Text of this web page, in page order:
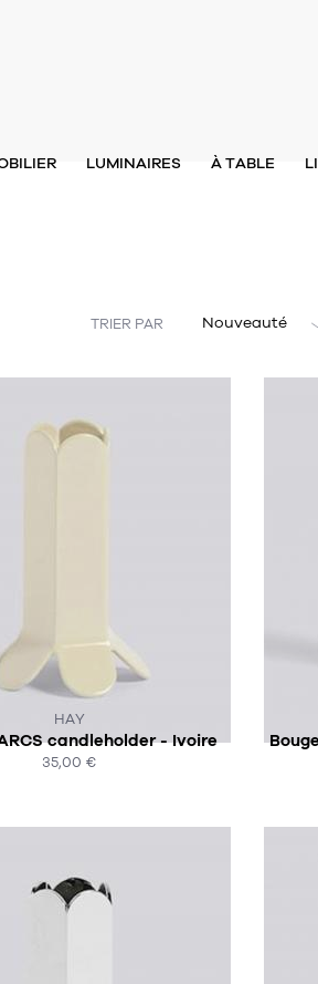
LUMINAIRES À TABLE
TRIER PAR Nouveauté
HAY
candleholder - Ivoire
35,00 €